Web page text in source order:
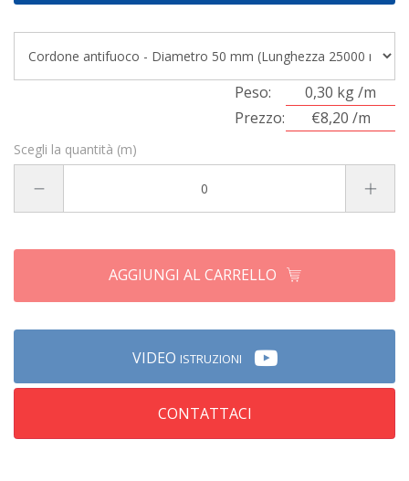
Peso:
0,30 kg /m
Prezzo:
€8,20 /m
Scegli la quantità (m)
VIDEO ISTRUZIONI
CONTATTACI
AGGIUNGI AL CARRELLO